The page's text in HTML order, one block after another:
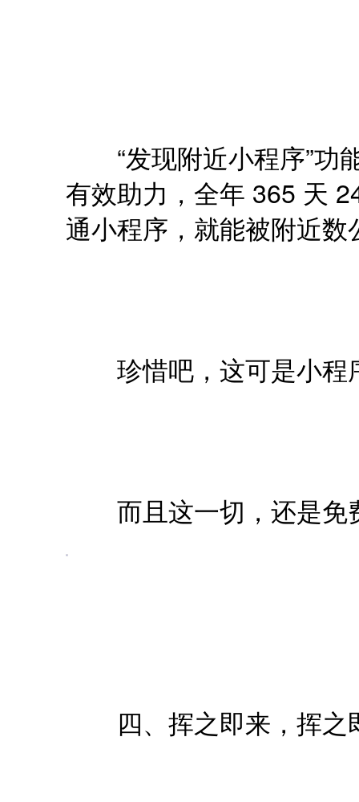
“发现附近小程序”功
有效助力，全年 365 天
通小程序，就能被附近
珍惜吧，这可是小程
而且这一切，还是免
四、挥之即来，挥之